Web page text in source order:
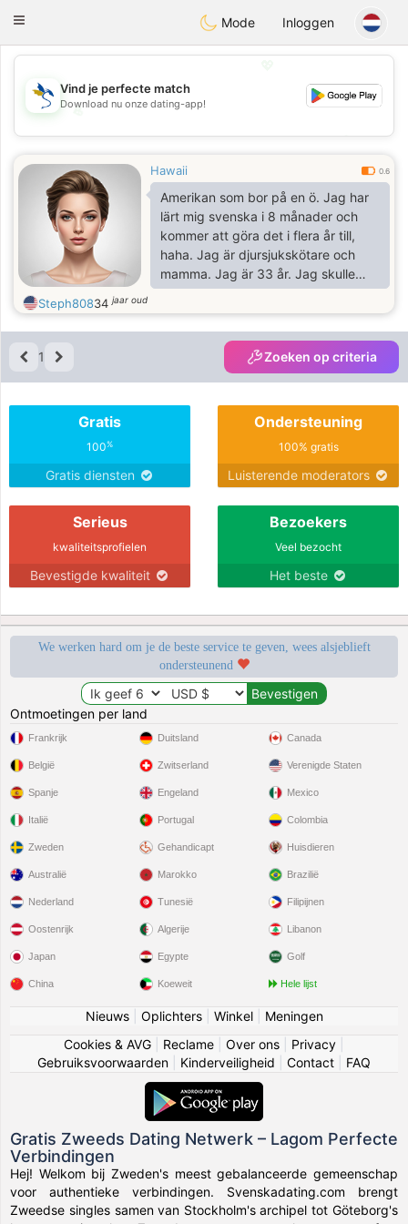
SvenskaDating
Toggle
Mode Inloggen
💖
💕
Vind je perfecte match
Download nu onze dating-app!
Hawaii 0.6
Amerikan som bor på en ö. Jag har
lärt mig svenska i 8 månader och
kommer att göra det i flera år till,
haha. Jag är djursjukskötare och
mamma. Jag är 33 år. Jag skulle
gärna vilja ha en brevvän att prata
svenska med och kanske lite
engelska också. Jag är 30-40%
svensk och har släktingar i Dalarna.
Min familj i Amerika gjorde ett okej
liv. Jag gillar att fågelskåda, lyssna
på alla typer av rock- och folkmusik,
jag älskar det jag gör för att arbeta
med djur.
Steph80834jaar oud
1 Zoeken op criteria
Gratis
100%
Gratis diensten
Ondersteuning
100% gratis
Luisterende moderators
Serieus
kwaliteitsprofielen
Bevestigde kwaliteit
Bezoekers
Veel bezocht
Het beste
We werken hard om je de beste service te geven, wees alsjeblieft
ondersteunend
Ontmoetingen per land
Frankrijk
België
Spanje
Italië
Zweden
Duitsland
Zwitserland
Engeland
Portugal
Gehandicapt
Canada
Verenigde Staten
Mexico
Colombia
Huisdieren
Australië
Nederland
Oostenrijk
Japan
China
Marokko
Tunesië
Algerije
Egypte
Koeweit
Brazilië
Filipijnen
Libanon
Golf
Hele lijst
Nieuws| Oplichters| Winkel| Meningen
Cookies & AVG
Reclame Over ons Privacy
Gebruiksvoorwaarden
Kinderveiligheid Contact FAQ
Gratis Zweeds Dating Netwerk – Lagom Perfecte
Verbindingen
Hej! Welkom bij Zweden's meest gebalanceerde gemeenschap
voor authentieke verbindingen. Svenskadating.com brengt
Zweedse singles samen van Stockholm's archipel tot Göteborg's